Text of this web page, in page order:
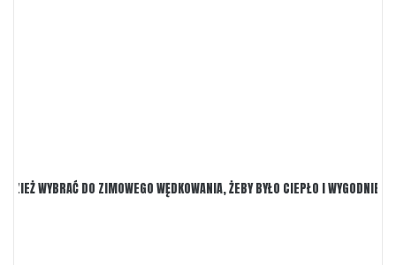
WYBRAĆ DO ZIMOWEGO WĘDKOWANIA, ŻEBY BYŁO CIEPŁO I WYGODNIE?